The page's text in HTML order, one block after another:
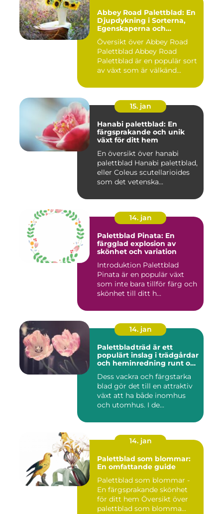
Abbey Road Palettblad: En
Djupdykning i Sorterna,
Egenskaperna och
Historien
Översikt över Abbey Road
Palettblad Abbey Road
Palettblad är en populär sort
av växt som är välkänd...
15. jan
Hanabi palettblad: En
färgsprakande och unik
växt för ditt hem
En översikt över hanabi
palettblad Hanabi palettblad,
eller Coleus scutellarioides
som det vetenska...
14. jan
Palettblad Pinata: En
färgglad explosion av
skönhet och variation
Introduktion Palettblad
Pinata är en populär växt
som inte bara tillför färg och
skönhet till ditt h...
14. jan
Palettbladträd är ett
populärt inslag i trädgårdar
och heminredning runt om
Dess vackra och färgstarka
blad gör det till en attraktiv
växt att ha både inomhus
och utomhus. I de...
14. jan
Palettblad som blommar:
En omfattande guide
Palettblad som blommar -
En färgsprakande skönhet
för ditt hem Översikt över
palettblad som blomma...